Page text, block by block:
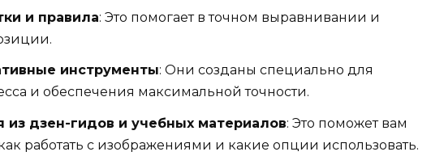
и правила: Это помогает в точном выравнивании и
инструменты: Они созданы специально для
и обеспечения максимальной точности.
из дзен-гидов и учебных материалов: Это поможет вам
работать с изображениями и какие опции использовать.